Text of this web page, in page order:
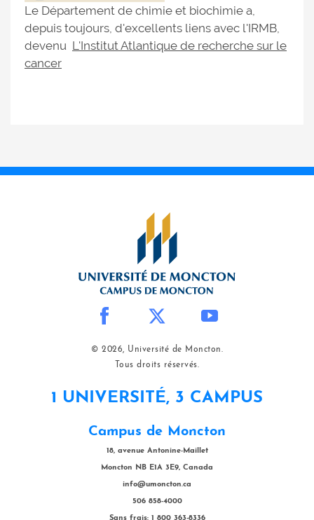
Le Département de chimie et biochimie a,
depuis toujours, d'excellents liens avec l'IRMB,
devenu L'Institut Atlantique de recherche sur le
cancer
© 2026, Université de Moncton.
Tous droits réservés.
1 UNIVERSITÉ, 3 CAMPUS
Campus de Moncton
18, avenue Antonine-Maillet
Moncton NB E1A 3E9, Canada
info@umoncton.ca
506 858-4000
Sans frais: 1 800 363-8336